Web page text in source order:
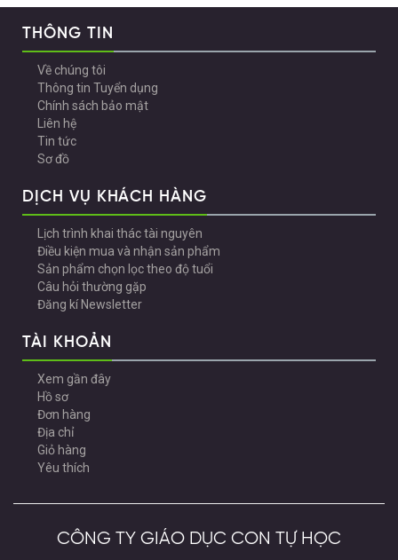
THÔNG TIN
Về chúng tôi
Thông tin Tuyển dụng
Chính sách bảo mật
Liên hệ
Tin tức
Sơ đồ
DỊCH VỤ KHÁCH HÀNG
Lịch trình khai thác tài nguyên
Điều kiện mua và nhận sản phẩm
Sản phẩm chọn lọc theo độ tuổi
Câu hỏi thường gặp
Đăng kí Newsletter
TÀI KHOẢN
Xem gần đây
Hồ sơ
Đơn hàng
Địa chỉ
Giỏ hàng
Yêu thích
CÔNG TY GIÁO DỤC CON TỰ HỌC